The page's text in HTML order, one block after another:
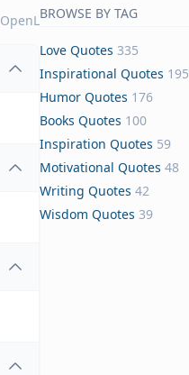
OpenLBROWSE BY TAG
Love Quotes 335
Inspirational Quotes 195
Humor Quotes 176
Books Quotes 100
Inspiration Quotes 59
Motivational Quotes 48
Writing Quotes 42
Wisdom Quotes 39